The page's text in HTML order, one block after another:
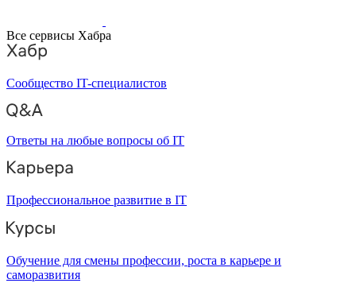
Все сервисы Хабра
Сообщество IT-специалистов
Ответы на любые вопросы об IT
Профессиональное развитие в IT
Обучение для смены профессии, роста в карьере и
саморазвития